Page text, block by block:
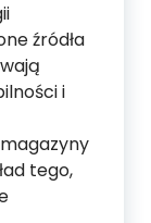
źródła
i
tego,